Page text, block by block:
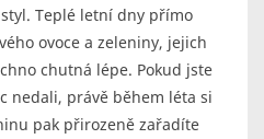
Teplé letní dny přímo
ovoce a zeleniny, jejich
chutná lépe. Pokud jste
nedali, právě během léta si
pak přirozeně zařadíte